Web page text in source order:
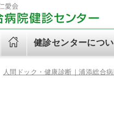
健診センターにつ
健診センターについて
健診のご案内（健診コ
健診について
人間ドック・健康診断｜浦添総合